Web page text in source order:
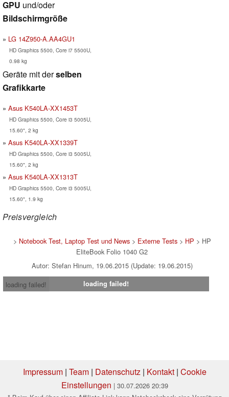
GPU und/oder
Bildschirmgröße
LG 14Z950-A.AA4GU1
HD Graphics 5500, Core i7 5500U,
0.98 kg
Geräte mit derselben
Grafikkarte
Asus K540LA-XX1453T
HD Graphics 5500, Core i3 5005U,
15.60", 2 kg
Asus K540LA-XX1339T
HD Graphics 5500, Core i3 5005U,
15.60", 2 kg
Asus K540LA-XX1313T
HD Graphics 5500, Core i3 5005U,
15.60", 1.9 kg
Preisvergleich
> Notebook Test, Laptop Test und News> Externe Tests> HP > HP
EliteBook Folio 1040 G2
Autor: Stefan Hinum, 19.06.2015 (Update: 19.06.2015)
loading failed!
loading failed!
Impressum| Team| Datenschutz| Kontakt| Cookie
Einstellungen | 30.07.2026 20:39